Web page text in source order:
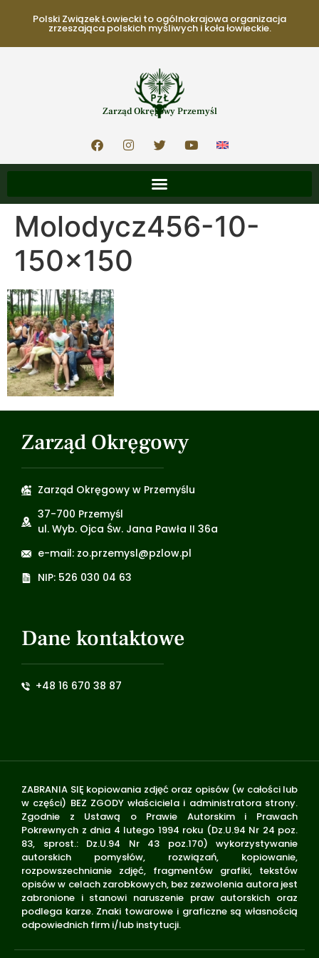
Polski Związek Łowiecki to ogólnokrajowa organizacja
zrzeszająca polskich myśliwych i koła łowieckie.
Zarząd Okręgowy Przemyśl
Molodycz456-10-
150×150
Zarząd Okręgowy
Zarząd Okręgowy w Przemyślu
37-700 Przemyśl
ul. Wyb. Ojca Św. Jana Pawła II 36a
e-mail: zo.przemysl@pzlow.pl
NIP: 526 030 04 63
Dane kontaktowe
+48 16 670 38 87
ZABRANIA SIĘ kopiowania zdjęć oraz opisów (w całości lub
w części) BEZ ZGODY właściciela i administratora strony.
Zgodnie z Ustawą o Prawie Autorskim i Prawach
Pokrewnych z dnia 4 lutego 1994 roku (Dz.U.94 Nr 24 poz.
83, sprost.: Dz.U.94 Nr 43 poz.170) wykorzystywanie
autorskich pomysłów, rozwiązań, kopiowanie,
rozpowszechnianie zdjęć, fragmentów grafiki, tekstów
opisów w celach zarobkowych, bez zezwolenia autora jest
zabronione i stanowi naruszenie praw autorskich oraz
podlega karze. Znaki towarowe i graficzne są własnością
odpowiednich firm i/lub instytucji.